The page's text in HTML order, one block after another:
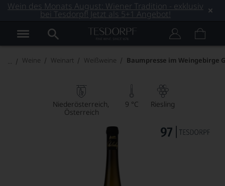
Wein des Monats August: Wiener Tradition - exklusiv
bei Tesdorpf! Jetzt als 5+1 Angebot!
Weine Weinart Weißweine Baumpresse im Weingebirge
Niederösterreich
Österreich
9 °C Riesling